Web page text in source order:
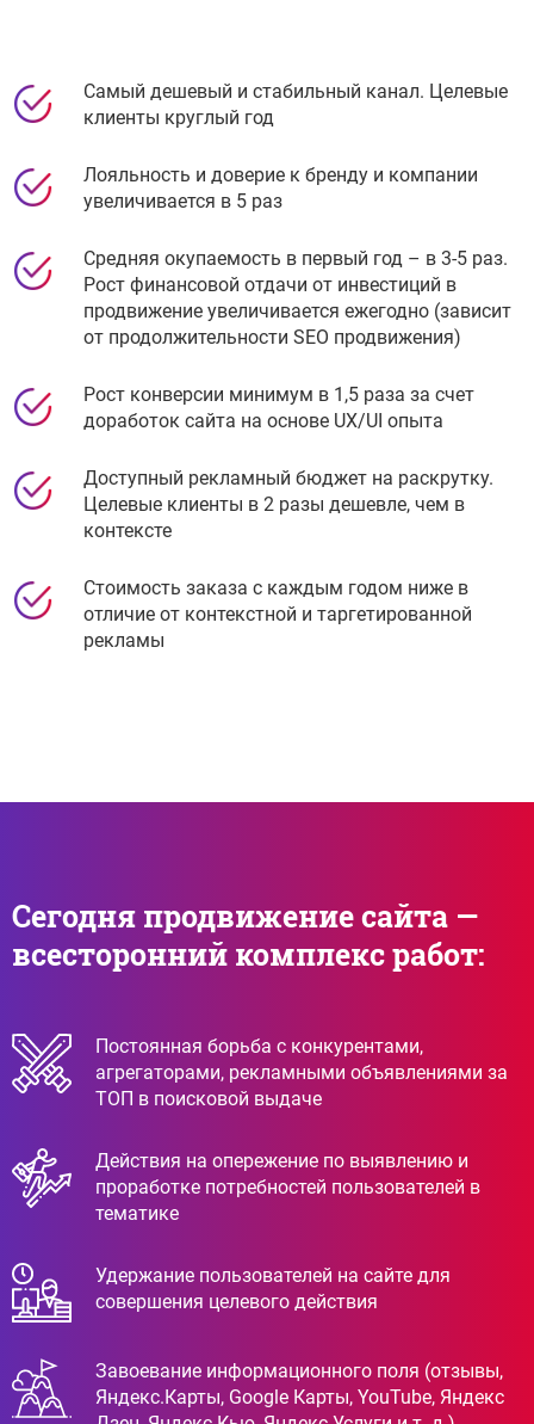
Самый дешевый и стабильный канал. Целевые
клиенты круглый год
Лояльность и доверие к бренду и компании
увеличивается в 5 раз
Средняя окупаемость в первый год – в 3-5 раз.
Рост финансовой отдачи от инвестиций в
продвижение увеличивается ежегодно (зависит
от продолжительности SEO продвижения)
Рост конверсии минимум в 1,5 раза за счет
доработок сайта на основе UX/UI опыта
Доступный рекламный бюджет на раскрутку.
Целевые клиенты в 2 разы дешевле, чем в
контексте
Стоимость заказа с каждым годом ниже в
отличие от контекстной и таргетированной
рекламы
Сегодня продвижение сайта —
всесторонний комплекс работ:
Постоянная борьба с конкурентами,
агрегаторами, рекламными объявлениями за
ТОП в поисковой выдаче
Действия на опережение по выявлению и
проработке потребностей пользователей в
тематике
Удержание пользователей на сайте для
совершения целевого действия
Завоевание информационного поля (отзывы,
Яндекс.Карты, Google Карты, YouTube, Яндекс